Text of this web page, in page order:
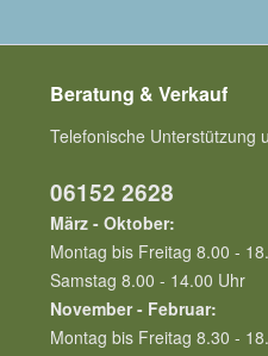
Beratung & Verkauf
Telefonische Unterstützung
06152 2628
März - Oktober:
Montag bis Freitag 8.00 -
Samstag 8.00 - 14.00 Uhr
November - Februar:
Montag bis Freitag 8.30 -